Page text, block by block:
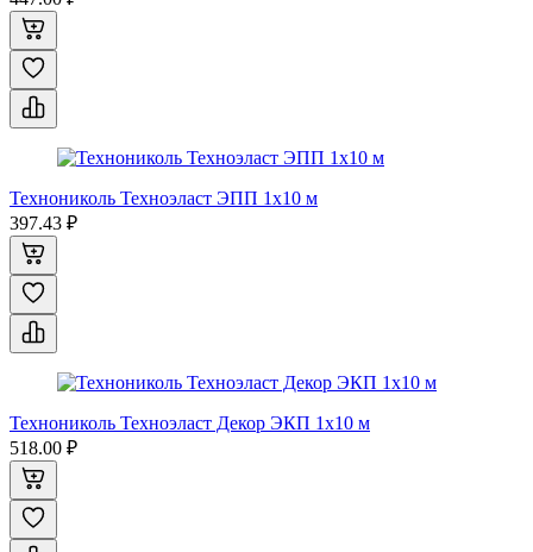
Технониколь Техноэласт ЭПП 1x10 м
397.43 ₽
Технониколь Техноэласт Декор ЭКП 1x10 м
518.00 ₽